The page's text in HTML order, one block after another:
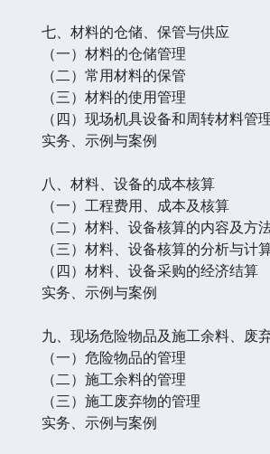
七、材料的仓储、保管与供应
（一）材料的仓储管理
（二）常用材料的保管
（三）材料的使用管理
（四）现场机具设备和周转材料管
实务、示例与案例
八、材料、设备的成本核算
（一）工程费用、成本及核算
（二）材料、设备核算的内容及方
（三）材料、设备核算的分析与计
（四）材料、设备采购的经济结算
实务、示例与案例
九、现场危险物品及施工余料、废
（一）危险物品的管理
（二）施工余料的管理
（三）施工废弃物的管理
实务、示例与案例